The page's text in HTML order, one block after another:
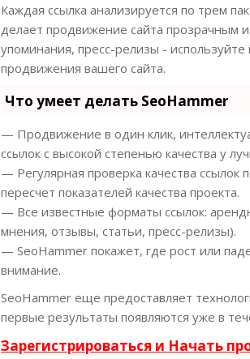
Каждая ссылка анализируется по трем
делает продвижение сайта прозрачным
упоминания, пресс-релизы -
продвижения вашего сайта.
Что умеет делать SeoHammer
— Продвижение в один клик,
ссылок с высокой степенью качества у
— Регулярная проверка качества
пересчет показателей качества проекта.
— Все известные форматы ссылок:
мнения, отзывы, статьи, пресс-релизы).
— SeoHammer покажет, где рост или
внимание.
SeoHammer еще предоставляет
первые результаты появляются уже в
Зарегистрироваться и Начать